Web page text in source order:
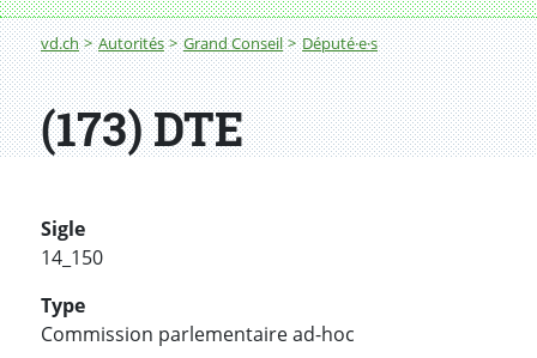
Fil d'Ariane
vd.ch Autorités Grand Conseil Député·e·s
(173) DTE
Sigle
14_150
Type
Commission parlementaire ad-hoc